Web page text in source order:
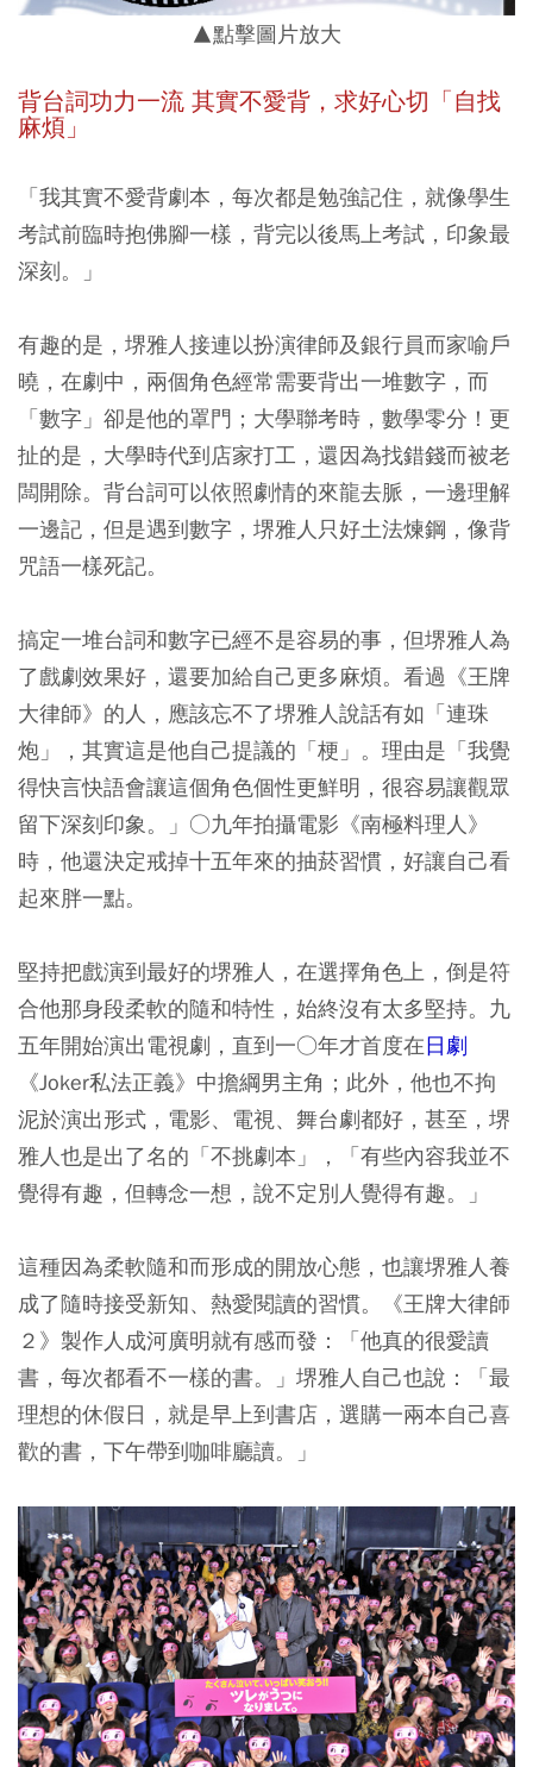
▲點擊圖片放大
背台詞功力一流 其實不愛背，求好心切「自找
麻煩」
「我其實不愛背劇本，每次都是勉強記住，就像學生
考試前臨時抱佛腳一樣，背完以後馬上考試，印象最
深刻。」
有趣的是，堺雅人接連以扮演律師及銀行員而家喻戶
曉，在劇中，兩個角色經常需要背出一堆數字，而
「數字」卻是他的罩門；大學聯考時，數學零分！更
扯的是，大學時代到店家打工，還因為找錯錢而被老
闆開除。背台詞可以依照劇情的來龍去脈，一邊理解
一邊記，但是遇到數字，堺雅人只好土法煉鋼，像背
咒語一樣死記。
搞定一堆台詞和數字已經不是容易的事，但堺雅人為
了戲劇效果好，還要加給自己更多麻煩。看過《王牌
大律師》的人，應該忘不了堺雅人說話有如「連珠
炮」，其實這是他自己提議的「梗」。理由是「我覺
得快言快語會讓這個角色個性更鮮明，很容易讓觀眾
留下深刻印象。」○九年拍攝電影《南極料理人》
時，他還決定戒掉十五年來的抽菸習慣，好讓自己看
起來胖一點。
堅持把戲演到最好的堺雅人，在選擇角色上，倒是符
合他那身段柔軟的隨和特性，始終沒有太多堅持。九
五年開始演出電視劇，直到一○年才首度在日劇
《Joker私法正義》中擔綱男主角；此外，他也不拘
泥於演出形式，電影、電視、舞台劇都好，甚至，堺
雅人也是出了名的「不挑劇本」，「有些內容我並不
覺得有趣，但轉念一想，說不定別人覺得有趣。」
這種因為柔軟隨和而形成的開放心態，也讓堺雅人養
成了隨時接受新知、熱愛閱讀的習慣。《王牌大律師
２》製作人成河廣明就有感而發：「他真的很愛讀
書，每次都看不一樣的書。」堺雅人自己也說：「最
理想的休假日，就是早上到書店，選購一兩本自己喜
歡的書，下午帶到咖啡廳讀。」